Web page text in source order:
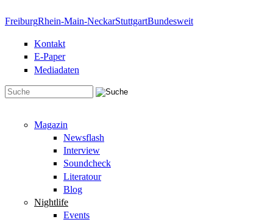
FreiburgRhein-Main-NeckarStuttgartBundesweit
Kontakt
E-Paper
Mediadaten
Magazin
Newsflash
Interview
Soundcheck
Literatour
Blog
Nightlife
Events